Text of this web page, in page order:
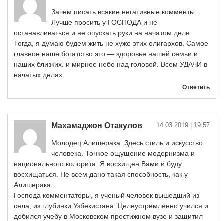
Зачем писать всякие негативные комменты.
Лучше просить у ГОСПОДА и не
останавливаться и не опускать руки на начатом деле.
Тогда, я думаю будем жить не хуже этих олигархов. Самое
главное наше богатство это — здоровье нашей семьи и
наших близких. и мирное небо над головой. Всем УДАЧИ в
начатых делах.
Ответить
Махамаджон Отакулов 14.03.2019 | 19:57
Молодец Алишерака. Здесь стиль и искусство
человека. Тонкое ощущение модернизма и
национального колорита. Я восхищен Вами и буду
восхищаться. Не всем дано такая способность, как у
Алишерака.
Господа комментаторы, я ученый человек вышедший из
села, из глубинки Узбекистана. Целеустремлённо учился и
добился учебу в Московском престижном вузе и защитил